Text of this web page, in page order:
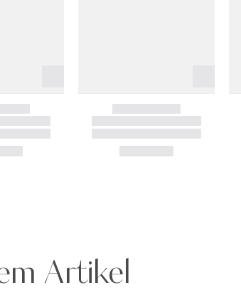
Artikel